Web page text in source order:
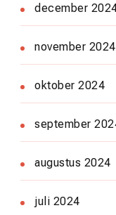
december
november 2024
oktober 2024
september
augustus 2024
juli 2024